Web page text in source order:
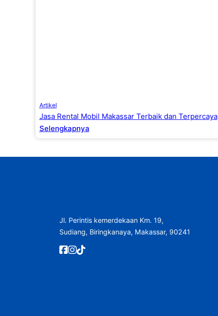
Artikel
Jasa Rental Mobil Makassar Terbaik dan Terpercaya
Selengkapnya
Jl. Perintis kemerdekaan Km. 19,
Sudiang, Biringkanaya, Makassar, 90241